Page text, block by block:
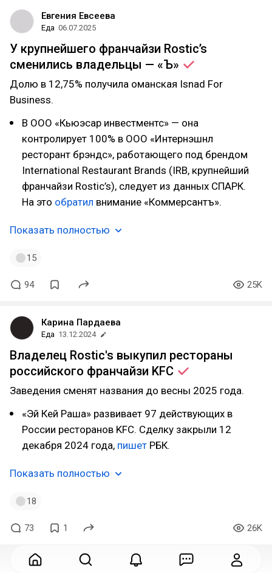
Евгения Евсеева
Еда 06.07.2025
У крупнейшего франчайзи Rostic’s
сменились владельцы — «Ъ»
Долю в 12,75% получила оманская Isnad For
Business.
В ООО «Кьюэсар инвестментс» — она
контролирует 100% в ООО «Интернэшнл
ресторант брэндс», работающего под брендом
International Restaurant Brands (IRB, крупнейший
франчайзи Rostic’s), следует из данных СПАРК.
На это обратил внимание «Коммерсантъ».
Показать полностью
15
94 25K
Карина Пардаева
Еда 13.12.2024
Владелец Rostic's выкупил рестораны
российского франчайзи KFC
Заведения сменят названия до весны 2025 года.
«Эй Кей Раша» развивает 97 действующих в
России ресторанов KFC. Сделку закрыли 12
декабря 2024 года, пишет РБК.
Показать полностью
18
73 1 26K